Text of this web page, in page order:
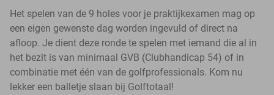
Het spelen van de 9 holes voor je praktijkexamen mag op
een eigen gewenste dag worden ingevuld of direct na
afloop. Je dient deze ronde te spelen met iemand die al in
het bezit is van minimaal GVB (Clubhandicap 54) of in
combinatie met één van de golfprofessionals. Kom nu
lekker een balletje slaan bij Golftotaal!